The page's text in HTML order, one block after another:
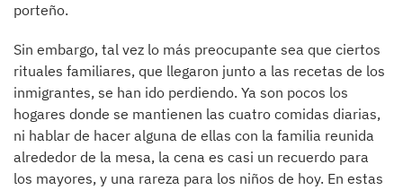
porteño.
Sin embargo, tal vez lo más preocupante sea que ciertos
rituales familiares, que llegaron junto a las recetas de los
inmigrantes, se han ido perdiendo. Ya son pocos los
hogares donde se mantienen las cuatro comidas diarias,
ni hablar de hacer alguna de ellas con la familia reunida
alrededor de la mesa, la cena es casi un recuerdo para
los mayores, y una rareza para los niños de hoy. En estas